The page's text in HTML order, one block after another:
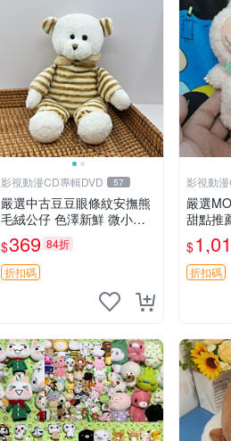
影視動漫CD專輯DVD 57
嚴選中古豆豆眼條紋安撫熊
毛絨公仔 色澤新鮮 微小瑕
疵可收藏 中古 安撫熊 條紋
公仔
$369 84折
折扣碼
影視動
嚴選
甜點推
果，
莓 奶油
糖果，
形糖果
$
折扣碼